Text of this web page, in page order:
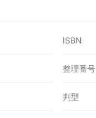
ISBN
整理番号
判型